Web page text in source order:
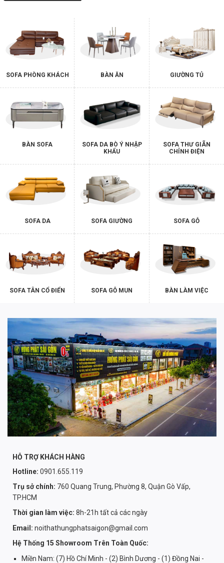
SOFA PHÒNG KHÁCH BÀN ĂN GIƯỜNG TỦ
BÀN SOFA
SOFA DA BÒ Ý NHẬP
KHẨU
SOFA THƯ GIÃN
CHỈNH ĐIỆN
SOFA DA SOFA GIƯỜNG SOFA GỖ
SOFA TÂN CỔ ĐIỂN SOFA GỖ MUN BÀN LÀM VIỆC
HỖ TRỢ KHÁCH HÀNG
Hotline: 0901.655.119
Trụ sở chính: 760 Quang Trung, Phường 8, Quận Gò Vấp,
TP.HCM
Thời gian làm việc: 8h-21h tất cả các ngày
Email: noithathungphatsaigon@gmail.com
Hệ Thống 15 Showroom Trên Toàn Quốc:
Miền Nam: (7) Hồ Chí Minh - (2) Bình Dương - (1) Đồng Nai -